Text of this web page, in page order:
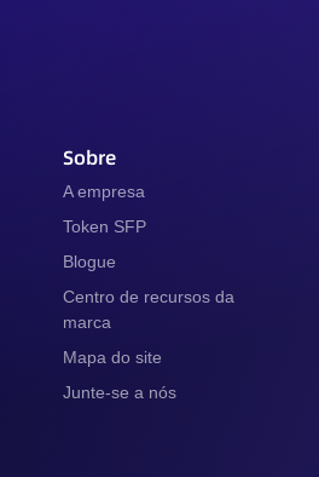
Sobre
A empresa
Token SFP
Blogue
Centro de recursos da
marca
Mapa do site
Junte-se a nós